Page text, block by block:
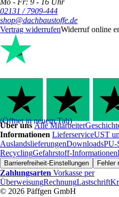
Mo - Fr: 9 - 16 Uhr
02131 / 7909-444
shop@dachbaustoffe.de
Vertrag widerrufenWiderruf online
(Öffnet in neuem Tab)
Über unsAlle Mitarbeiter
Informationen LieferserviceUST
AuslandslieferungenDownloadsPU-
RecyclingGefahrstoff-Informationen
Barrierefreiheit-Einstellungen Fehler
Zahlungsarten Vorkasse per
ÜberweisungRechnungLastschrift
© 2026 Päffgen GmbH